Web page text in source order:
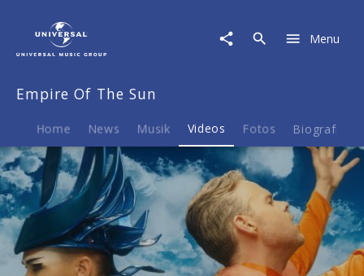
Sun
Video
And
Low
Menu
Empire Of The Sun
Home News Musik Videos Fotos Biografie
Play